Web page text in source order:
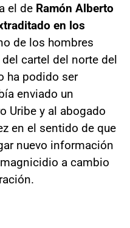
el de Ramón Alberto
en los
de los hombres
cartel del norte del
ha podido ser
enviado un
Uribe y al abogado
en el sentido de que
nuevo información
a cambio